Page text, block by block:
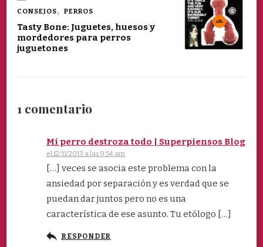
CONSEJOS PERROS
Tasty Bone: Juguetes, huesos y
mordedores para perros
juguetones
1 comentario
Mi perro destroza todo | Superpiensos Blog
el 12/11/2013 a las 9:54 am
[…] veces se asocia este problema con la
ansiedad por separación y es verdad que se
puedan dar juntos pero no es una
característica de ese asunto. Tu etólogo […]
RESPONDER